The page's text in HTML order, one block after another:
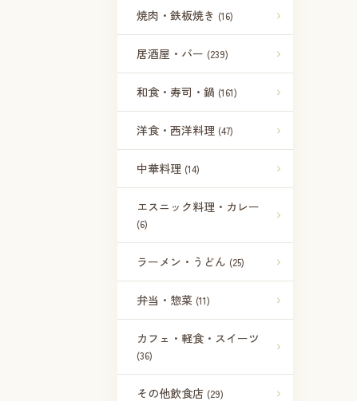
焼肉・鉄板焼き (16)
居酒屋・バー (239)
和食・寿司・鍋 (161)
洋食・西洋料理 (47)
中華料理 (14)
エスニック料理・カレー
(6)
ラーメン・うどん (25)
弁当・惣菜 (11)
カフェ・軽食・スイーツ
(36)
その他飲食店 (29)